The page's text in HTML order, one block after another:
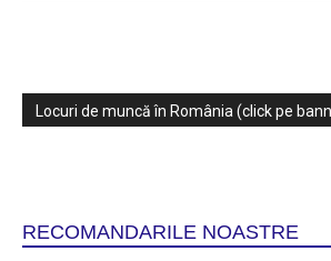
Locuri de muncă în România (click pe
RECOMANDARILE NOASTRE